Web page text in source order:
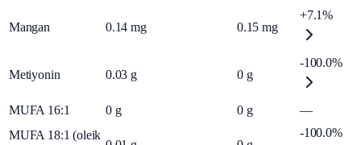
Mangan 0.14 mg 0.15 mg
+7.1%
Metiyonin 0.03 g 0 g
-100.0%
MUFA 16:1 0 g 0 g
—
MUFA 18:1 (oleik
-100.0%